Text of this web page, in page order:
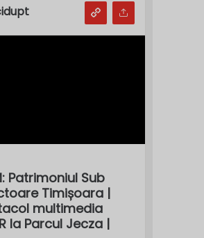
Patrimoniul Sub
Timișoara |
multimedia
la Parcul Jecza |